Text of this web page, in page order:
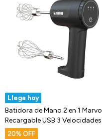
Llega hoy
Batidora de Mano 2 en 1 Marvo
Recargable USB 3 Velocidades
20